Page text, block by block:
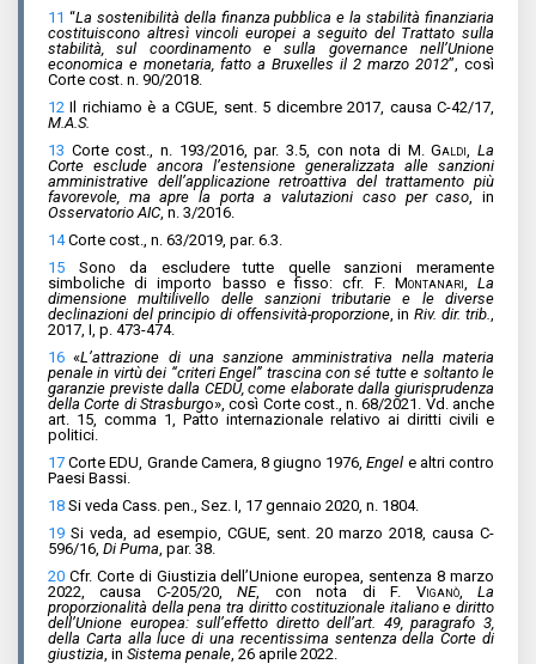
11 “La sostenibilità della finanza pubblica e la stabilità finanziaria
costituiscono altresì vincoli europei a seguito del Trattato sulla
stabilità, sul coordinamento e sulla governance nell’Unione
economica e monetaria, fatto a Bruxelles il 2 marzo 2012”, così
Corte cost. n. 90/2018.
12 Il richiamo è a CGUE, sent. 5 dicembre 2017, causa C-42/17,
M.A.S.
13 Corte cost., n. 193/2016, par. 3.5, con nota di M. Galdi ,La
Corte esclude ancora l’estensione generalizzata alle sanzioni
amministrative dell’applicazione retroattiva del trattamento più
favorevole, ma apre la porta a valutazioni caso per caso , in
Osservatorio AIC , n. 3/2016.
14Corte cost., n. 63/2019, par. 6.3.
15 Sono da escludere tutte quelle sanzioni meramente
simboliche di importo basso e fisso: cfr. F. Montanari ,La
dimensione multilivello delle sanzioni tributarie e le diverse
declinazioni del principio di offensività-proporzione, inRiv. dir. trib.
2017, I, p. 473-474.
16 «L’attrazione di una sanzione amministrativa nella materia
penale in virtù dei “criteri Engel” trascina con sé tutte e soltanto le
garanzie previste dalla CEDU, come elaborate dalla giurisprudenza
della Corte di Strasburgo», così Corte cost., n. 68/2021. Vd. anche
art. 15, comma 1, Patto internazionale relativo ai diritti civili e
politici.
17 Corte EDU, Grande Camera, 8 giugno 1976,Engel e altri contro
Paesi Bassi.
18 Si veda Cass. pen., Sez. I, 17 gennaio 2020, n. 1804.
19 Si veda, ad esempio, CGUE, sent. 20 marzo 2018, causa C-
596/16, Di Puma , par. 38.
20 Cfr. Corte di Giustizia dell’Unione europea, sentenza 8 marzo
2022, causa C-205/20,NE, con nota diF. Viganò,La
proporzionalità della pena tra diritto costituzionale italiano e diritto
dell’Unione europea: sull’effetto diretto dell’art. 49, paragrafo 3,
della Carta alla luce di una recentissima sentenza della Corte di
giustizia , in Sistema penale , 26 aprile 2022.